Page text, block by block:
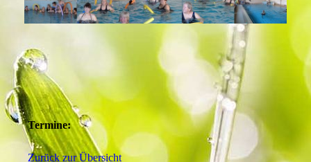
Termine:
Zurück zur Übersicht